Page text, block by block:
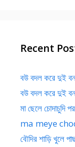
Recent
বউ বদল করে দুই
বউ বদল করে দুই
মা ছেলে চোদাচুদি
ma meye choda
বৌদির শাড়ি খুলে